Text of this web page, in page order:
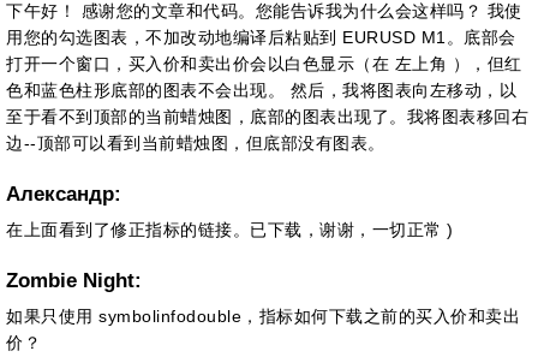
下午好！ 感谢您的文章和代码。您能告诉我为什么会这样吗？ 我使
用您的勾选图表，不加改动地编译后粘贴到 EURUSD M1。底部会
打开一个窗口，买入价和卖出价会以白色显示（在 左上角 ），但红
色和蓝色柱形底部的图表不会出现。 然后，我将图表向左移动，以
至于看不到顶部的当前蜡烛图，底部的图表出现了。我将图表移回右
边--顶部可以看到当前蜡烛图，但底部没有图表。
Александр:
在上面看到了修正指标的链接。已下载，谢谢，一切正常 )
Zombie Night:
如果只使用 symbolinfodouble，指标如何下载之前的买入价和卖出
价？